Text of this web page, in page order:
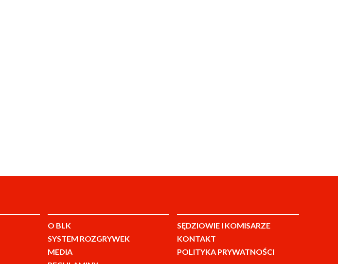
O BLK
SYSTEM ROZGRYWEK
MEDIA
SĘDZIOWIE I KOMISARZE
KONTAKT
POLITYKA PRYWATNOŚCI